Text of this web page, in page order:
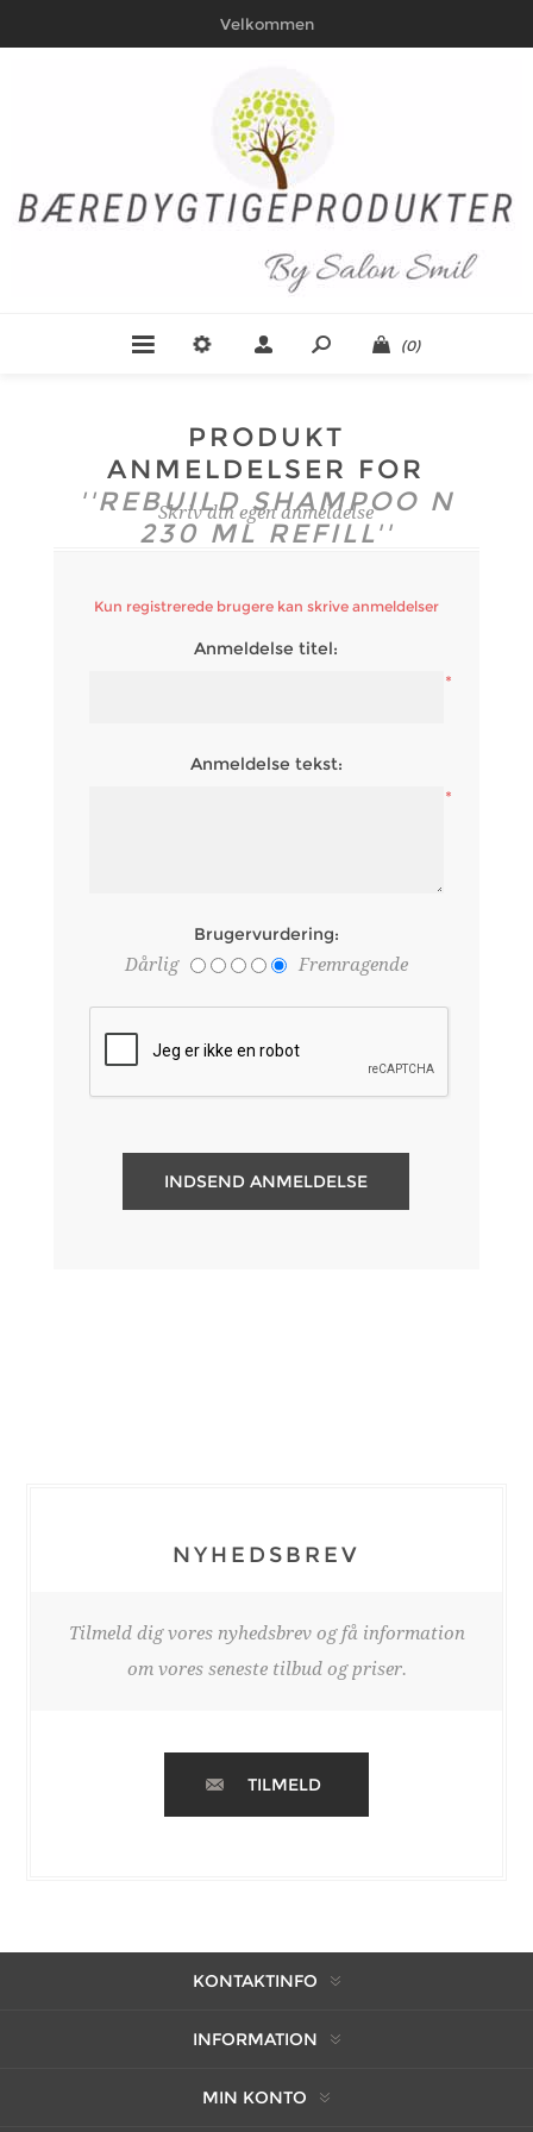
Velkommen
(0)
PRODUKT
ANMELDELSER FOR
REBUILD SHAMPOO N
230 ML REFILL
Skriv din egen anmeldelse
Kun registrerede brugere kan skrive anmeldelser
Anmeldelse titel:
*
Anmeldelse tekst:
*
Brugervurdering:
Dårlig
Fremragende
NYHEDSBREV
Tilmeld dig vores nyhedsbrev og få information
om vores seneste tilbud og priser.
TILMELD
KONTAKTINFO
INFORMATION
MIN KONTO